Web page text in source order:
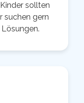
sollten
suchen gern